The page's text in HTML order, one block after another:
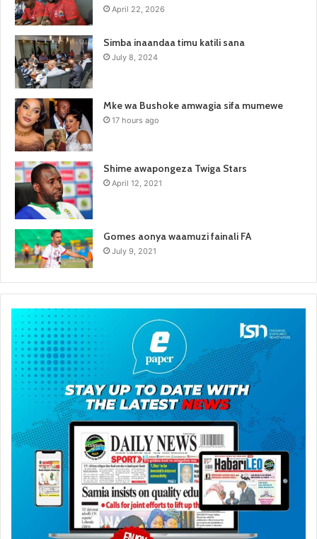
April 22, 2026
Simba inaandaa timu katili sana
July 8, 2024
Mke wa Bushoke amwagia sifa mumewe
17 hours ago
Shime awapongeza Twiga Stars
April 12, 2021
Gomes aonya waamuzi fainali FA
July 9, 2021